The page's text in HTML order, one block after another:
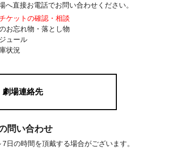
へ直接お電話でお問い合わせください。
ケットの確認・相談
お忘れ物・落とし物
ュール
状況
劇場連絡先
問い合わせ
7日の時間を頂戴する場合がございます。